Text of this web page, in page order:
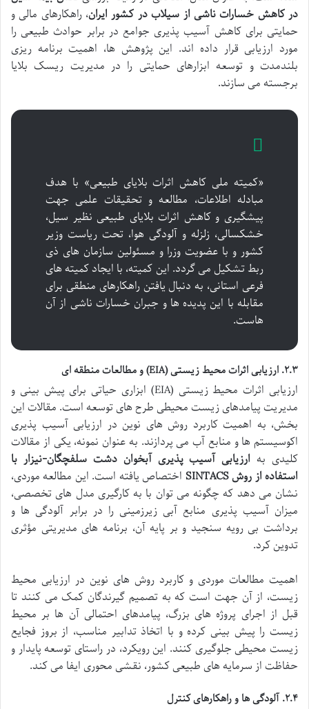
در کاهش خسارات ناشی از سیلاب در کشور ایران، راهکارهای مالی و
حمایتی برای کاهش آسیب پذیری جوامع در برابر حوادث طبیعی را
مورد ارزیابی قرار داده اند. این پژوهش ها، اهمیت برنامه ریزی
بلندمدت و توسعه ابزارهای حمایتی را در مدیریت ریسک بلایا
برجسته می سازند.
«کمیته ملی کاهش اثرات بلایای طبیعی» با هدف
مبادله اطلاعات، مطالعه و تحقیقات علمی جهت
پیشگیری و کاهش اثرات بلایای طبیعی نظیر سیل،
خشکسالی، زلزله و آلودگی هوا، تحت ریاست وزیر
کشور و با عضویت وزرا و مسئولین سازمان های ذی
ربط تشکیل می گردد. این کمیته، با ایجاد کمیته های
فرعی استانی، به دنبال یافتن راهکارهای منطقی برای
مقابله با این پدیده ها و جبران خسارات ناشی از آن
هاست.
۲.۳. ارزیابی اثرات محیط زیستی (EIA) و مطالعات منطقه ای
ارزیابی اثرات محیط زیستی (EIA) ابزاری حیاتی برای پیش بینی و
مدیریت پیامدهای زیست محیطی طرح های توسعه است. مقالات این
بخش، به اهمیت کاربرد روش های نوین در ارزیابی آسیب پذیری
اکوسیستم ها و منابع آب می پردازند. به عنوان نمونه، یکی از مقالات
کلیدی به ارزیابی آسیب پذیری آبخوان دشت سلفچگان-نیزار با
استفاده از روش SINTACS
اختصاص یافته است. این مطالعه موردی،
نشان می دهد که چگونه می توان با به کارگیری مدل های تخصصی،
میزان آسیب پذیری منابع آبی زیرزمینی را در برابر آلودگی ها و
برداشت بی رویه سنجید و بر پایه آن، برنامه های مدیریتی مؤثری
تدوین کرد.
اهمیت مطالعات موردی و کاربرد روش های نوین در ارزیابی محیط
زیست، از آن جهت است که به تصمیم گیرندگان کمک می کنند تا
قبل از اجرای پروژه های بزرگ، پیامدهای احتمالی آن ها بر محیط
زیست را پیش بینی کرده و با اتخاذ تدابیر مناسب، از بروز فجایع
زیست محیطی جلوگیری کنند. این رویکرد، در راستای توسعه پایدار و
حفاظت از سرمایه های طبیعی کشور، نقشی محوری ایفا می کند.
۲.۴. آلودگی ها و راهکارهای کنترل